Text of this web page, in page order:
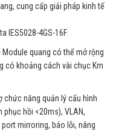
cung cấp giải pháp kinh tế
quang có thể mở rộng
có khoảng cách vài chục Km
chức năng quản lý cấu hình
phục hồi <20ms), VLAN,
mirroring, báo lỗi, nâng